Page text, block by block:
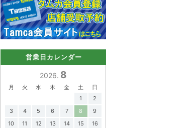
営業日カレンダー
2026. 8
月 火 水 木 金 土
日
1
2
3
4 5 6 7 8
9
10
11 12 13 14 15
16